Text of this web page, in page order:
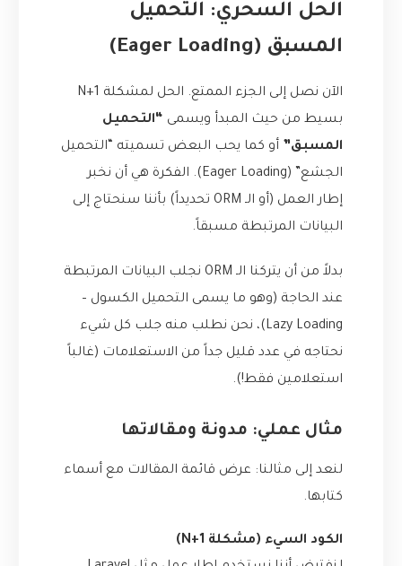
الحل السحري: التحميل
المسبق (Eager Loading)
الآن نصل إلى الجزء الممتع. الحل لمشكلة N+1
بسيط من حيث المبدأ ويسمى “التحميل
المسبق” أو كما يحب البعض تسميته “التحميل
الجشع” (Eager Loading). الفكرة هي أن نخبر
إطار العمل (أو الـ ORM تحديداً) بأننا سنحتاج إلى
البيانات المرتبطة مسبقاً.
بدلاً من أن يتركنا الـ ORM نجلب البيانات المرتبطة
عند الحاجة (وهو ما يسمى التحميل الكسول –
Lazy Loading)، نحن نطلب منه جلب كل شيء
نحتاجه في عدد قليل جداً من الاستعلامات (غالباً
استعلامين فقط!).
مثال عملي: مدونة ومقالاتها
لنعد إلى مثالنا: عرض قائمة المقالات مع أسماء
كتابها.
الكود السيء (مشكلة N+1)